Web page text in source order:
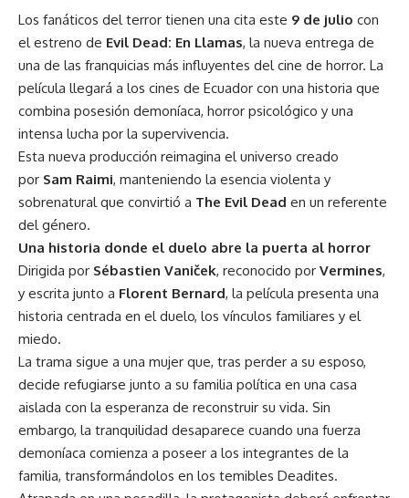
Los fanáticos del terror tienen una cita este 9 de julio con
el estreno de Evil Dead: En Llamas, la nueva entrega de
una de las franquicias más influyentes del cine de horror. La
película llegará a los cines de Ecuador con una historia que
combina posesión demoníaca, horror psicológico y una
intensa lucha por la supervivencia.
Esta nueva producción reimagina el universo creado
por Sam Raimi, manteniendo la esencia violenta y
sobrenatural que convirtió a The Evil Dead en un referente
del género.
Una historia donde el duelo abre la puerta al horror
Dirigida por Sébastien Vaniček, reconocido por Vermines,
y escrita junto a Florent Bernard, la película presenta una
historia centrada en el duelo, los vínculos familiares y el
miedo.
La trama sigue a una mujer que, tras perder a su esposo,
decide refugiarse junto a su familia política en una casa
aislada con la esperanza de reconstruir su vida. Sin
embargo, la tranquilidad desaparece cuando una fuerza
demoníaca comienza a poseer a los integrantes de la
familia, transformándolos en los temibles Deadites.